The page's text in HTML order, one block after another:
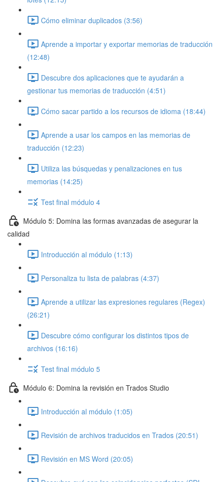
Cómo eliminar duplicados (3:56)
Aprende a importar y exportar memorias de traducción
(12:48)
Descubre dos aplicaciones que te ayudarán a
gestionar tus memorias de traducción (4:51)
Cómo sacar partido a los recursos de idioma (18:44)
Aprende a usar los campos en las memorias de
traducción (12:23)
Utiliza las búsquedas y penalizaciones en tus
memorias (14:25)
Test final módulo 4
Módulo 5: Domina las formas avanzadas de asegurar la
calidad
Introducción al módulo (1:13)
Personaliza tu lista de palabras (4:37)
Aprende a utilizar las expresiones regulares (Regex)
(26:21)
Descubre cómo configurar los distintos tipos de
archivos (16:16)
Test final módulo 5
Módulo 6: Domina la revisión en Trados Studio
Introducción al módulo (1:05)
Revisión de archivos traducidos en Trados (20:51)
Revisión en MS Word (20:05)